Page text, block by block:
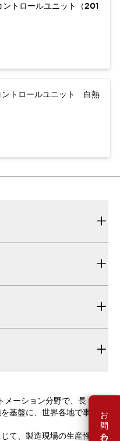
お問い合わせ
トロールユニット（201
トロールユニット 白熱
メーション分野で、長
基盤に、世界各地で事
て、製造現場の生産性